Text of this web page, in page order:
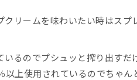
リームを味わいたい時はスプ
いるのでプシュッと搾り出す
以上使用されているのでちゃん